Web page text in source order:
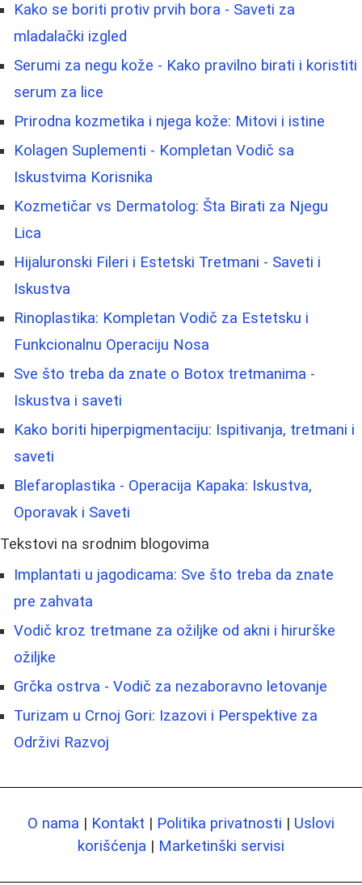
Kako se boriti protiv prvih bora - Saveti za
mladalački izgled
Serumi za negu kože - Kako pravilno birati i koristiti
serum za lice
Prirodna kozmetika i njega kože: Mitovi i istine
Kolagen Suplementi - Kompletan Vodič sa
Iskustvima Korisnika
Kozmetičar vs Dermatolog: Šta Birati za Njegu
Lica
Hijaluronski Fileri i Estetski Tretmani - Saveti i
Iskustva
Rinoplastika: Kompletan Vodič za Estetsku i
Funkcionalnu Operaciju Nosa
Sve što treba da znate o Botox tretmanima -
Iskustva i saveti
Kako boriti hiperpigmentaciju: Ispitivanja, tretmani i
saveti
Blefaroplastika - Operacija Kapaka: Iskustva,
Oporavak i Saveti
Tekstovi na srodnim blogovima
Implantati u jagodicama: Sve što treba da znate
pre zahvata
Vodič kroz tretmane za ožiljke od akni i hirurške
ožiljke
Grčka ostrva - Vodič za nezaboravno letovanje
Turizam u Crnoj Gori: Izazovi i Perspektive za
Održivi Razvoj
O nama | Kontakt | Politika privatnosti | Uslovi
korišćenja | Marketinški servisi